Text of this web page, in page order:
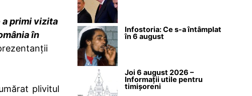
a primi vizita
în
plivitul
Infostoria: Ce s-a întâmplat
în 6 august
Joi 6 august 2026 –
Informații utile pentru
timișoreni